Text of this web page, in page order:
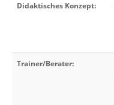
Didaktisches Konzept:
Trainer/Berater: